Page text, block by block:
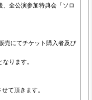
、全公演参加特典会「ソロ
売にてチケット購入者及び
ります。
て頂きます。